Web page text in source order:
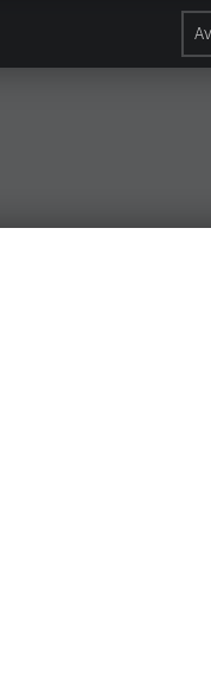
Αναζήτηση για: